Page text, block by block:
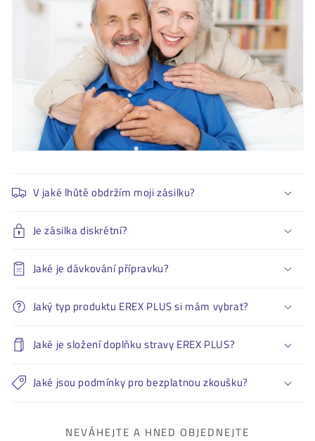
s
a
h
V jaké lhůtě obdržím moji zásilku?
Je zásilka diskrétní?
Jaké je dávkování přípravku?
Jaký typ produktu EREX PLUS si mám vybrat?
Jaké je složení doplňku stravy EREX PLUS?
Jaké jsou podmínky pro bezplatnou zkoušku?
NEVÁHEJTE A HNED OBJEDNEJTE